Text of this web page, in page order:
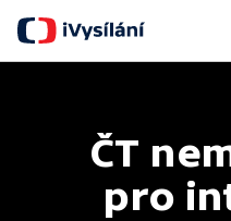
ČT
pro